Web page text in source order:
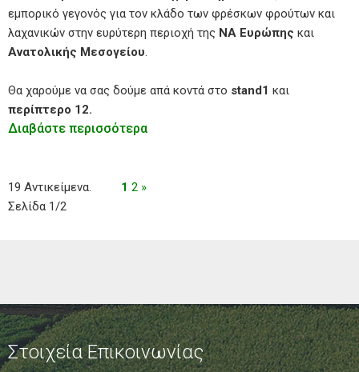
εμπορικό γεγονός για τον κλάδο των φρέσκων φρούτων και
λαχανικών στην ευρύτερη περιοχή της ΝΑ Ευρώπης και
Ανατολικής Μεσογείου.
Θα χαρούμε να σας δούμε απά κοντά στο stand1 και
περίπτερο 12.
Διαβάστε περισσότερα
19 Αντικείμενα.
Σελίδα 1/2
1 2 »
Στοιχεία Επικοινωνίας